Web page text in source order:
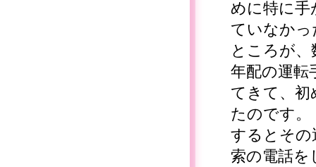
めに特に手
ていなか
ところが
年配の運転
てきて、初
たのです。
するとその
索の電話を